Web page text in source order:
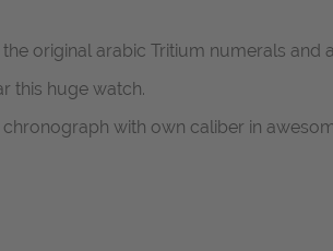
original arabic Tritium numerals
this huge watch.
with own caliber in